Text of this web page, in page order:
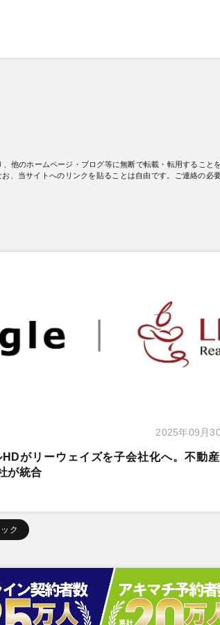
他のホームページ・ブログ等に無断で転載・転用すること
、当サイトへのリンクを貼ることは自由です。ご連絡の必
2025年09月
HDがリーウェイズを子会社化へ。不動
が統合
ク